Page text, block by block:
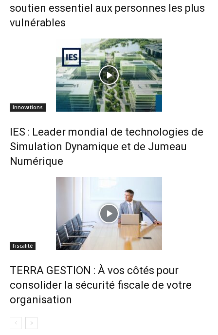
soutien essentiel aux personnes les plus
vulnérables
Innovations
IES : Leader mondial de technologies de
Simulation Dynamique et de Jumeau
Numérique
Fiscalité
TERRA GESTION : À vos côtés pour
consolider la sécurité fiscale de votre
organisation